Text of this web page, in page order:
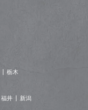
栃木
福井 新潟